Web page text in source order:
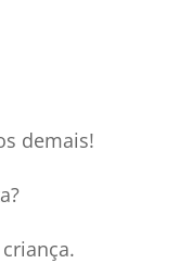
demais!